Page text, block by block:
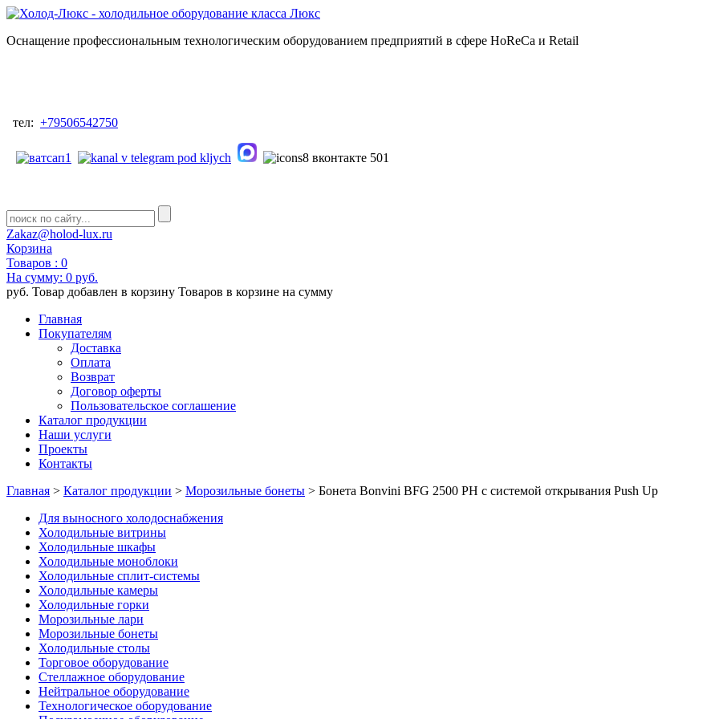
Оснащение профессиональным технологическим оборудованием предприятий в сфере HoReCa и Retail
тел: +79506542750
Zakaz@holod-lux.ru
Корзина
Товаров : 0
На сумму: 0 руб.
руб. Товар добавлен в корзину Товаров в корзине на сумму
Главная
Покупателям
Доставка
Оплата
Возврат
Договор оферты
Пользовательское соглашение
Каталог продукции
Наши услуги
Проекты
Контакты
Главная > Каталог продукции > Морозильные бонеты > Бонета Bonvini BFG 2500 PH с системой открывания Push Up
Для выносного холодоснабжения
Холодильные витрины
Холодильные шкафы
Холодильные моноблоки
Холодильные сплит-системы
Холодильные камеры
Холодильные горки
Морозильные лари
Морозильные бонеты
Холодильные столы
Торговое оборудование
Стеллажное оборудование
Нейтральное оборудование
Технологическое оборудование